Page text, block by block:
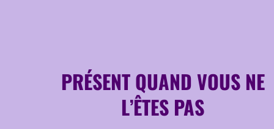
PRÉSENT QUAND VOUS NE
L’ÊTES PAS